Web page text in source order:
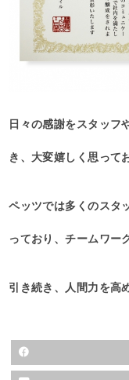
日々の感謝をスタッフ
き、大変嬉しく思って
ペッツでは多くのスタ
っており、チームワー
引き続き、人間力を高